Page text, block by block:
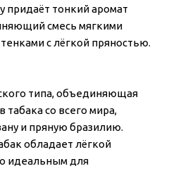
придаёт тонкий аромат
смесь мягкими
с лёгкой пряностью.
типа, объединяющая
со всего мира,
и пряную бразилию.
обладает лёгкой
идеальным для